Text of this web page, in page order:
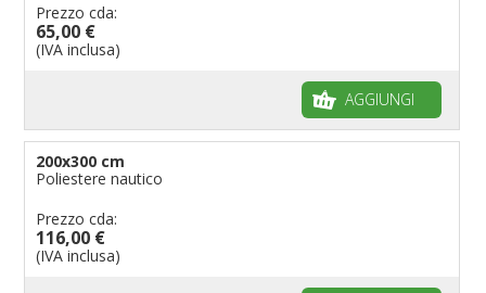
Prezzo cda:
65,00 €
(IVA inclusa)
AGGIUNGI
200x300 cm
Poliestere nautico
Prezzo cda:
116,00 €
(IVA inclusa)